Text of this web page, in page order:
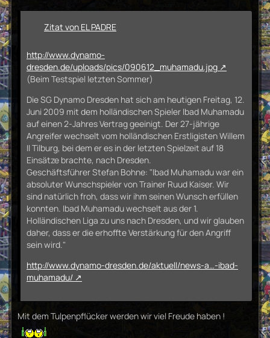
Zitat von EL PADRE
http://www.dynamo-
dresden.de/uploads/pics/090612_muhamadu.jpg
(Beim Testspiel letzten Sommer)
Die SG Dynamo Dresden hat sich am heutigen Freitag, 12.
Juni 2009 mit dem holländischen Spieler Ibad Muhamadu
auf einen 2-Jahres Vertrag geeinigt. Der 27-jährige
Angreifer wechselt vom holländischen Erstligisten Willem
II Tilburg, bei dem er es in der letzten Spielzeit auf 18
Einsätze brachte, nach Dresden.
Geschäftsführer Stefan Bohne: "Ibad Muhamadu war ein
absoluter Wunschspieler von Trainer Ruud Kaiser. Wir
sind natürlich froh, dass wir ihm seinen Wunsch erfüllen
konnten. Ibad Muhamadu wechselt aus der 1.
Holländischen Liga zu uns nach Dresden, und wir glauben
daher, dass er die erhoffte Verstärkung für den Angriff
sein wird."
http://www.dynamo-dresden.de/aktuell/news-a…-ibad-
muhamadu/
Mit dem Tulpenpflücker werden wir viel Freude haben !